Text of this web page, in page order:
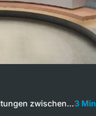
zwischen…3 Min